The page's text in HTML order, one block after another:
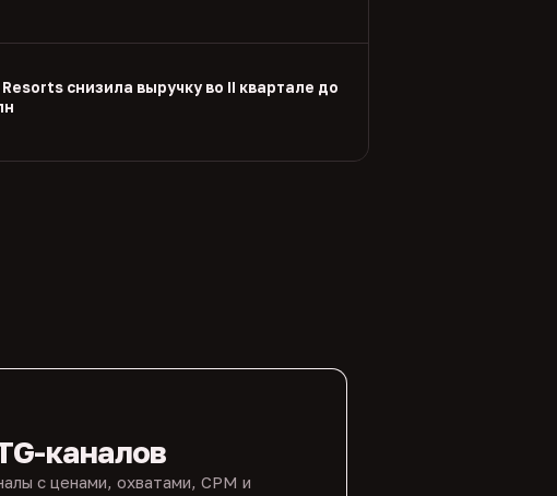
Resorts снизила выручку во II квартале до
каналов
с ценами, охватами, CPM и